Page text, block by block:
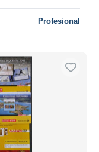
Profesional